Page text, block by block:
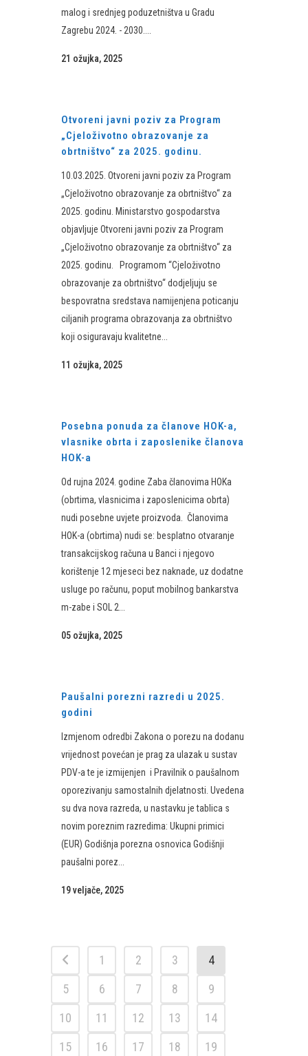
malog i srednjeg poduzetništva u Gradu
Zagrebu 2024. - 2030....
21 ožujka, 2025
Otvoreni javni poziv za Program
„Cjeloživotno obrazovanje za
obrtništvo“ za 2025. godinu.
10.03.2025. Otvoreni javni poziv za Program
„Cjeloživotno obrazovanje za obrtništvo“ za
2025. godinu. Ministarstvo gospodarstva
objavljuje Otvoreni javni poziv za Program
„Cjeloživotno obrazovanje za obrtništvo“ za
2025. godinu. Programom “Cjeloživotno
obrazovanje za obrtništvo“ dodjeljuju se
bespovratna sredstava namijenjena poticanju
ciljanih programa obrazovanja za obrtništvo
koji osiguravaju kvalitetne...
11 ožujka, 2025
Posebna ponuda za članove HOK-a,
vlasnike obrta i zaposlenike članova
HOK-a
Od rujna 2024. godine Zaba članovima HOKa
(obrtima, vlasnicima i zaposlenicima obrta)
nudi posebne uvjete proizvoda. Članovima
HOK-a (obrtima) nudi se: besplatno otvaranje
transakcijskog računa u Banci i njegovo
korištenje 12 mjeseci bez naknade, uz dodatne
usluge po računu, poput mobilnog bankarstva
m-zabe i SOL 2...
05 ožujka, 2025
Paušalni porezni razredi u 2025.
godini
Izmjenom odredbi Zakona o porezu na dodanu
vrijednost povećan je prag za ulazak u sustav
PDV-a te je izmijenjen i Pravilnik o paušalnom
oporezivanju samostalnih djelatnosti. Uvedena
su dva nova razreda, u nastavku je tablica s
novim poreznim razredima: Ukupni primici
(EUR) Godišnja porezna osnovica Godišnji
paušalni porez...
19 veljače, 2025
1 2 3
4
5
6 7 8
9
10
11 12 13
14
15
16 17 18
19